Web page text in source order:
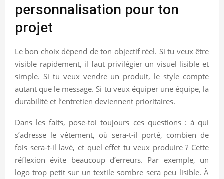
personnalisation pour ton
projet
Le bon choix dépend de ton objectif réel. Si tu veux être
visible rapidement, il faut privilégier un visuel lisible et
simple. Si tu veux vendre un produit, le style compte
autant que le message. Si tu veux équiper une équipe, la
durabilité et l’entretien deviennent prioritaires.
Dans les faits, pose-toi toujours ces questions : à qui
s’adresse le vêtement, où sera-t-il porté, combien de
fois sera-t-il lavé, et quel effet tu veux produire ? Cette
réflexion évite beaucoup d’erreurs. Par exemple, un
logo trop petit sur un textile sombre sera peu lisible. À